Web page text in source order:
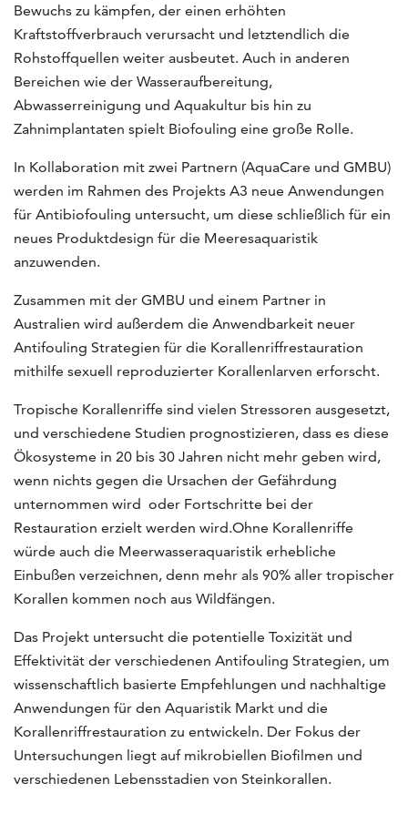
Bewuchs zu kämpfen, der einen erhöhten
Kraftstoffverbrauch verursacht und letztendlich die
Rohstoffquellen weiter ausbeutet. Auch in anderen
Bereichen wie der Wasseraufbereitung,
Abwasserreinigung und Aquakultur bis hin zu
Zahnimplantaten spielt Biofouling eine große Rolle.
In Kollaboration mit zwei Partnern (AquaCare und GMBU)
werden im Rahmen des Projekts A3 neue Anwendungen
für Antibiofouling untersucht, um diese schließlich für ein
neues Produktdesign für die Meeresaquaristik
anzuwenden.
Zusammen mit der GMBU und einem Partner in
Australien wird außerdem die Anwendbarkeit neuer
Antifouling Strategien für die Korallenriffrestauration
mithilfe sexuell reproduzierter Korallenlarven erforscht.
Tropische Korallenriffe sind vielen Stressoren ausgesetzt,
und verschiedene Studien prognostizieren, dass es diese
Ökosysteme in 20 bis 30 Jahren nicht mehr geben wird,
wenn nichts gegen die Ursachen der Gefährdung
unternommen wird oder Fortschritte bei der
Restauration erzielt werden wird.Ohne Korallenriffe
würde auch die Meerwasseraquaristik erhebliche
Einbußen verzeichnen, denn mehr als 90% aller tropischer
Korallen kommen noch aus Wildfängen.
Das Projekt untersucht die potentielle Toxizität und
Effektivität der verschiedenen Antifouling Strategien, um
wissenschaftlich basierte Empfehlungen und nachhaltige
Anwendungen für den Aquaristik Markt und die
Korallenriffrestauration zu entwickeln. Der Fokus der
Untersuchungen liegt auf mikrobiellen Biofilmen und
verschiedenen Lebensstadien von Steinkorallen.